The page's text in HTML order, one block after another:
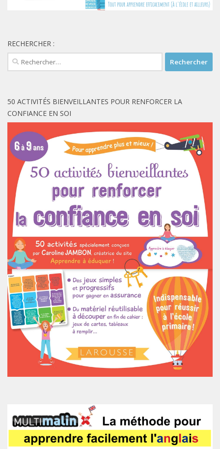
RECHERCHER :
Rechercher :
50 ACTIVITÉS BIENVEILLANTES POUR RENFORCER LA
CONFIANCE EN SOI